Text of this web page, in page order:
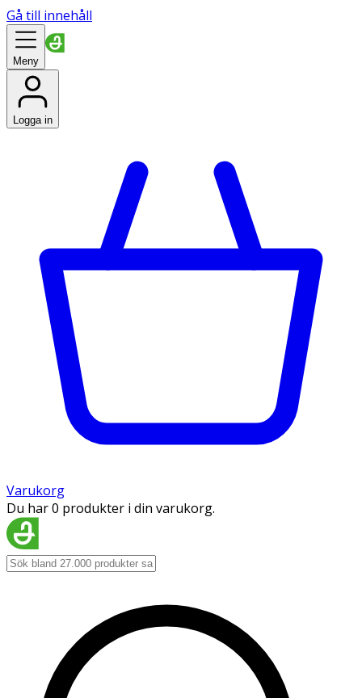
Gå till innehåll
Meny
Logga in
Varukorg
Du har 0 produkter i din varukorg.